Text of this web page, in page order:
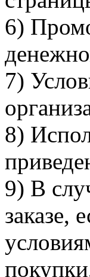
6)
7)
8)
9) В
заказе,